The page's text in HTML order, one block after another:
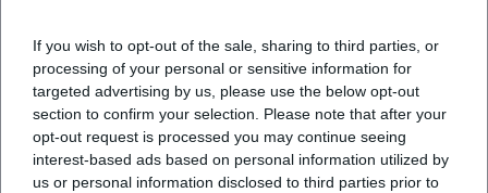
If you wish to opt-out of the sale, sharing to third parties, or
processing of your personal or sensitive information for
targeted advertising by us, please use the below opt-out
section to confirm your selection. Please note that after your
opt-out request is processed you may continue seeing
interest-based ads based on personal information utilized by
us or personal information disclosed to third parties prior to
erkennt zugleich die Spiegelung eigener blinder Flecken.
Stimmen wie Loriot würdigten „in Text und Darbietung
etwas ganz Besonderes“, während regionale Feuilletons
Millers minimalistisches Bühnenkonzept als
Meisterleistung des Timing preisen. In der Breite der
Rezensionen entsteht das Bild eines Künstlers, der mit